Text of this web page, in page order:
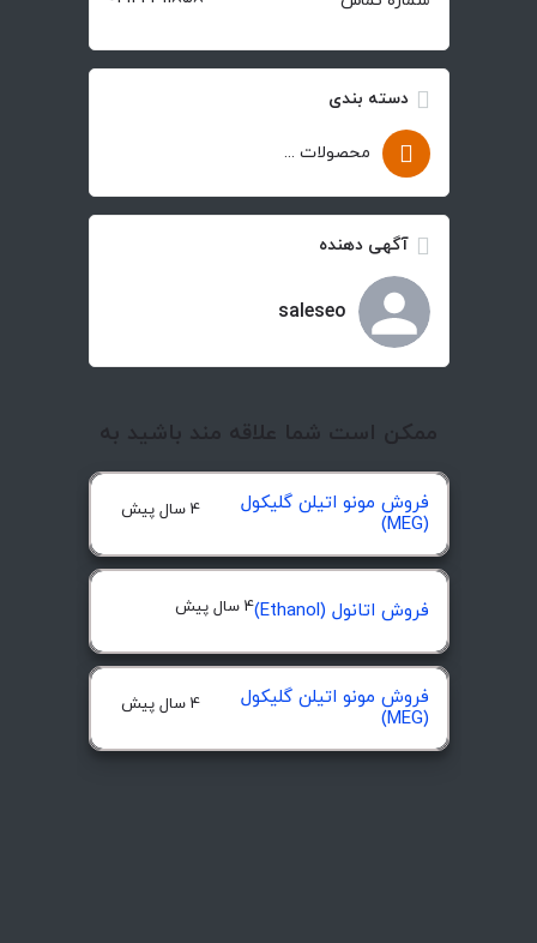
دسته بندی
محصولات شیمیایی
آگهی دهنده
saleseo
ممکن است شما علاقه مند باشید به
فروش مونو اتیلن گلیکول
(MEG)
4 سال پیش
فروش اتانول (Ethanol) 4 سال پیش
فروش مونو اتیلن گلیکول
(MEG)
4 سال پیش